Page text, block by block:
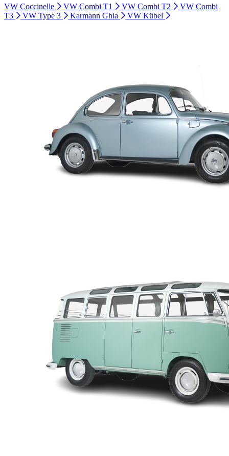
VW Coccinelle
VW Combi T1 VW Combi T2
VW Combi
T3
VW Type 3 Karmann Ghia VW Kübel